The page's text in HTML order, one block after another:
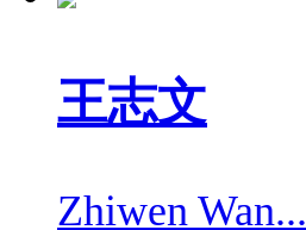
王志文
Zhiwen Wan...